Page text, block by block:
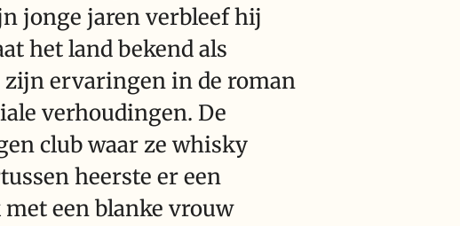
jonge jaren verbleef hij
het land bekend als
ervaringen in de roman
verhoudingen. De
club waar ze whisky
heerste er een
een blanke vrouw